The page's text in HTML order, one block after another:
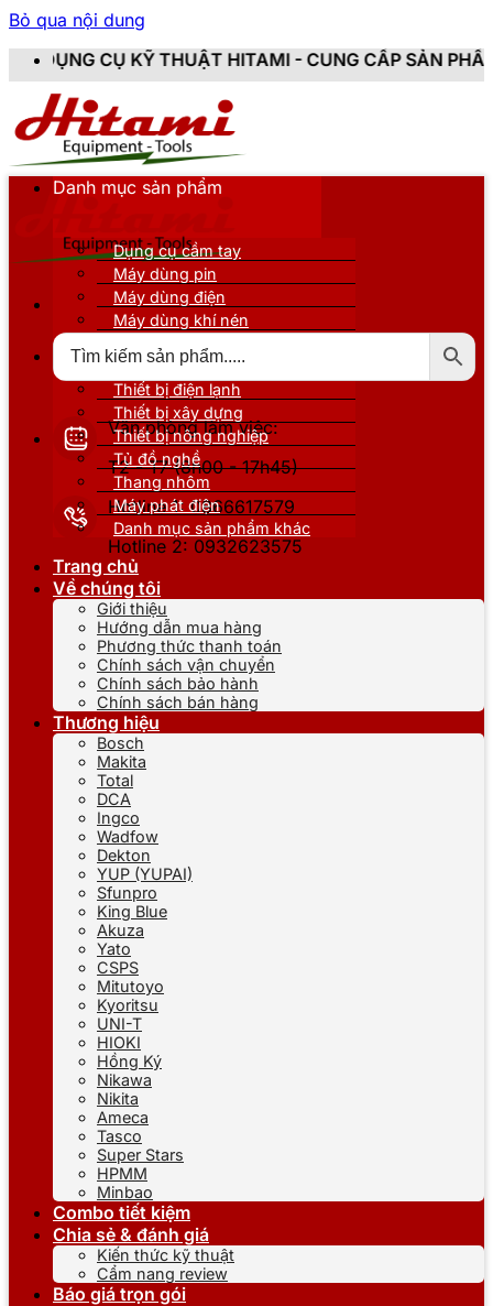
Bỏ qua nội dung
THUẬT HITAMI - CUNG CẤP SẢN PHẨM CHÍNH
Văn phòng làm việc:
T2 - T7 (8h00 - 17h45)
Hotline 1: 0866617579
Hotline 2: 0932623575
Danh mục sản phẩm
Dụng cụ cầm tay
Máy dùng pin
Máy dùng điện
Máy dùng khí nén
Thiết bị nâng đỡ
Thiết bị điện lạnh
Thiết bị xây dựng
Thiết bị nông nghiệp
Tủ đồ nghề
Thang nhôm
Máy phát điện
Danh mục sản phẩm khác
Trang chủ
Về chúng tôi
Giới thiệu
Hướng dẫn mua hàng
Phương thức thanh toán
Chính sách vận chuyển
Chính sách bảo hành
Chính sách bán hàng
Thương hiệu
Bosch
Makita
Total
DCA
Ingco
Wadfow
Dekton
YUP (YUPAI)
Sfunpro
King Blue
Akuza
Yato
CSPS
Mitutoyo
Kyoritsu
UNI-T
HIOKI
Hồng Ký
Nikawa
Nikita
Ameca
Tasco
Super Stars
HPMM
Minbao
Combo tiết kiệm
Chia sẻ & đánh giá
Kiến thức kỹ thuật
Cẩm nang review
Báo giá trọn gói